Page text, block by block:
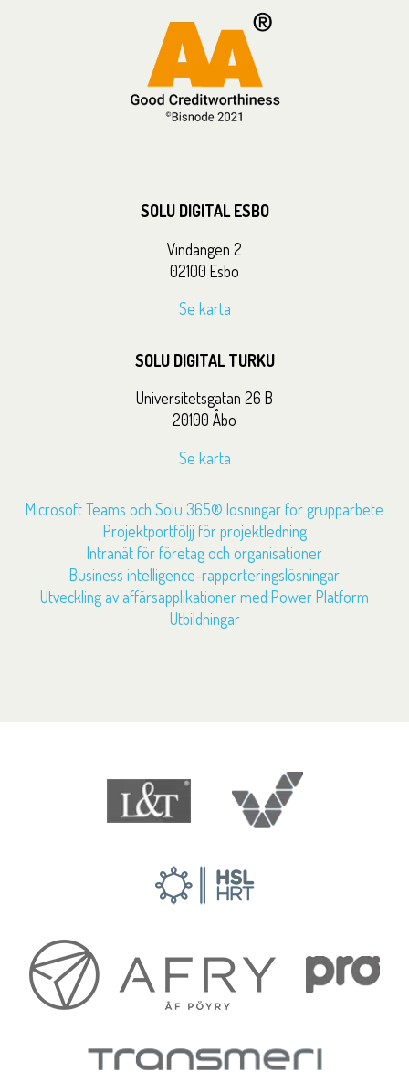
SOLU DIGITAL ESBO
Vindängen 2
02100 Esbo
Se karta
SOLU DIGITAL TURKU
Universitetsgatan 26 B
20100 Åbo
Se karta
Microsoft Teams och Solu 365® lösningar för grupparbete
Projektportföljj för projektledning
Intranät för företag och organisationer
Business intelligence-rapporteringslösningar
Utveckling av affärsapplikationer med Power Platform
Utbildningar